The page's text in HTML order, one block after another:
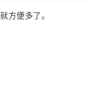
方便多了。